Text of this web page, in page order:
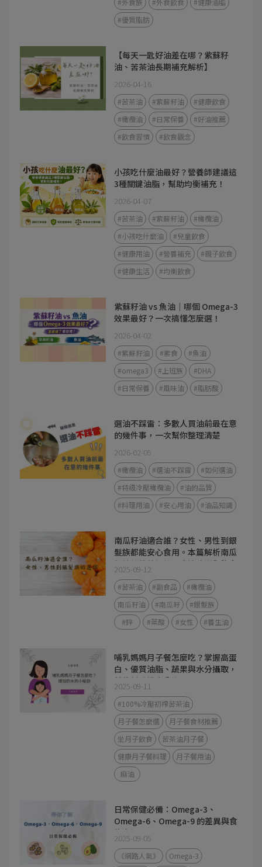
#優質脂肪
【每天一匙好油差在哪？紫蘇籽
油、苦茶油長期補充解析】
2026-04-16
#苦茶油 #紫蘇籽油
#健康飲食
#橄欖油
#日常保養
#好油推薦
#飲食習慣
#飲食觀念
小孩吃什麼油最好？營養師建議這
3種關鍵油脂，幫助均衡補充！
2026-04-07
#苦茶油 #紫蘇籽油
#橄欖油
#小孩吃什麼油
#兒童飲食
#健康用油
#營養補充
#親子飲食
#健康生活
#均衡飲食
紫蘇籽油 vs 魚油｜哪個 Omega-3
效果最好？一次搞懂怎麼選！
2026-04-02
#紫蘇籽油 #素食
#魚油
#omega3
#上班族
#DHA
#日常保養
#風味油 #脂肪酸
選油不踩雷：多數人買油前最在意
的幾件事，一次幫你整理清楚
2026-02-05
#橄欖油 #選油不踩雷
#如何選油
#特級冷壓橄欖油
#油的品質
#料理用油
#安心用油 #油品知識
南瓜籽油適合誰？女性、男性到銀
髮族都能安心食用。本篇解析南瓜
籽油的營養價值、吃法建議與飲食
應用，幫助你找到最適合的好油選
擇。
2025-09-12
#苦茶油 #副食品
#橄欖油
南瓜籽油
#南瓜籽
#銀髮族
#鋅
#葉酸 #女性 #養生油
哺乳媽媽月子餐怎麼吃？掌握高蛋
白、優質油脂、蔬果與水分攝取，
就能幫助奶水分泌。
2025-09-11
#100%冷壓初榨苦茶油
月子餐怎麼選
月子餐食材推薦
坐月子飲食
苦茶油月子餐
健康月子餐料理
月子餐用油
麻油
日常保健必備：Omega-3、
Omega-6、Omega-9 的差異與食
物來源
2025-09-05
《網路人氣》
Omega-3